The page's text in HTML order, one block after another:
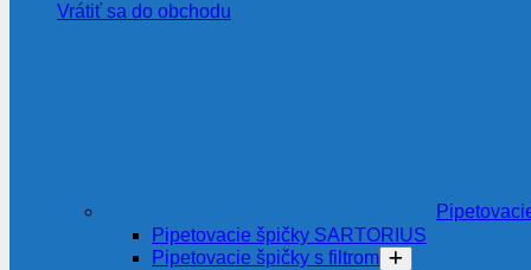
Vrátiť sa do obchodu
Pipetovacie špičky SARTORIUS
Pipetovacie špičky s filtrom